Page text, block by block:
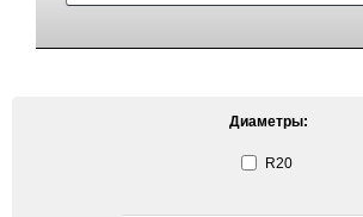
Диаметры:
R20